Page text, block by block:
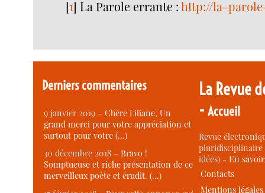
[1] La Parole errante :http://la-
Derniers commentaires
9 janvier 2019 –Chère Liliane, Un
grand merci pour votre appréciation et
surtout pour votre (…)
30 décembre 2018 –Bravo !
Somptueuse et riche présentation de ce
merveilleux poète et érudit. (…)
La Revue
-Accueil
Revue
idées) -En
Contacts
Mentions légales